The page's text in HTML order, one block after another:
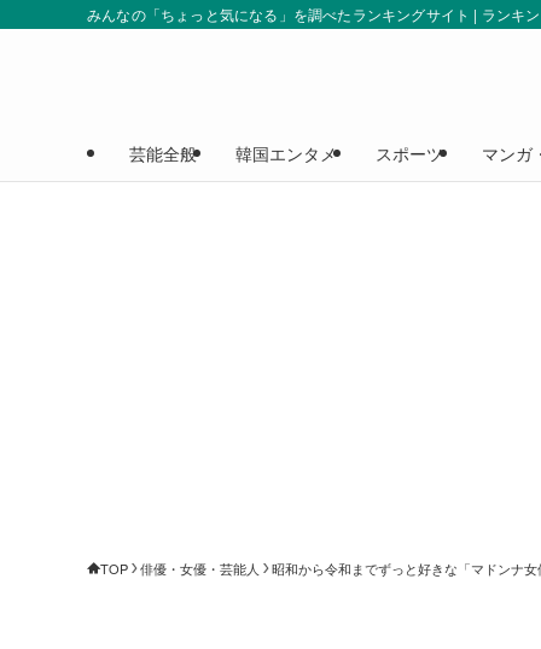
みんなの「ちょっと気になる」を調べたランキングサイト | ランキ
芸能全般 韓国エンタメ スポーツ マンガ
TOP 俳優・女優・芸能人 昭和から令和までずっと好きな「マドンナ